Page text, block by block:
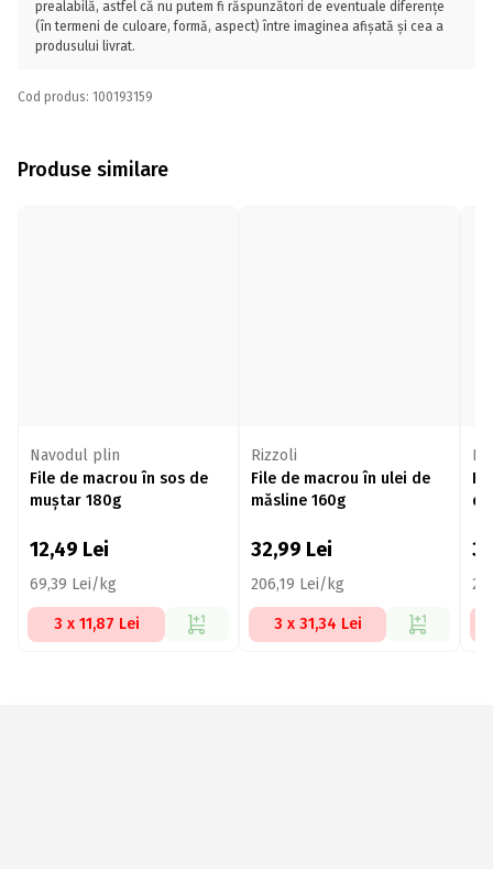
prealabilă, astfel că nu putem fi răspunzători de eventuale diferențe
(în termeni de culoare, formă, aspect) între imaginea afișată și cea a
produsului livrat.
Cod produs: 100193159
Produse similare
Navodul plin
File de macrou în sos de
muștar 180g
12,49 Lei
69,39 Lei/kg
3 x 11,87 Lei
Rizzoli
File de macrou în ulei de
măsline 160g
32,99 Lei
206,19 Lei/kg
3 x 31,34 Lei